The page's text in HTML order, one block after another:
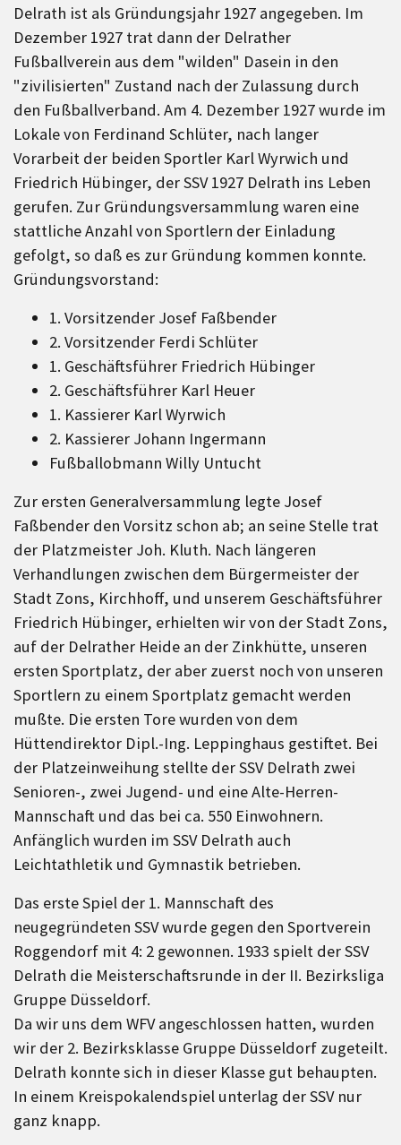
Delrath ist als Gründungsjahr 1927 angegeben. Im
Dezember 1927 trat dann der Delrather
Fußballverein aus dem "wilden" Dasein in den
"zivilisierten" Zustand nach der Zulassung durch
den Fußballverband. Am 4. Dezember 1927 wurde im
Lokale von Ferdinand Schlüter, nach langer
Vorarbeit der beiden Sportler Karl Wyrwich und
Friedrich Hübinger, der SSV 1927 Delrath ins Leben
gerufen. Zur Gründungsversammlung waren eine
stattliche Anzahl von Sportlern der Einladung
gefolgt, so daß es zur Gründung kommen konnte.
Gründungsvorstand:
1. Vorsitzender Josef Faßbender
2. Vorsitzender Ferdi Schlüter
1. Geschäftsführer Friedrich Hübinger
2. Geschäftsführer Karl Heuer
1. Kassierer Karl Wyrwich
2. Kassierer Johann Ingermann
Fußballobmann Willy Untucht
Zur ersten Generalversammlung legte Josef
Faßbender den Vorsitz schon ab; an seine Stelle trat
der Platzmeister Joh. Kluth. Nach längeren
Verhandlungen zwischen dem Bürgermeister der
Stadt Zons, Kirchhoff, und unserem Geschäftsführer
Friedrich Hübinger, erhielten wir von der Stadt Zons,
auf der Delrather Heide an der Zinkhütte, unseren
ersten Sportplatz, der aber zuerst noch von unseren
Sportlern zu einem Sportplatz gemacht werden
mußte. Die ersten Tore wurden von dem
Hüttendirektor Dipl.-Ing. Leppinghaus gestiftet. Bei
der Platzeinweihung stellte der SSV Delrath zwei
Senioren-, zwei Jugend- und eine Alte-Herren-
Mannschaft und das bei ca. 550 Einwohnern.
Anfänglich wurden im SSV Delrath auch
Leichtathletik und Gymnastik betrieben.
Das erste Spiel der 1. Mannschaft des
neugegründeten SSV wurde gegen den Sportverein
Roggendorf mit 4: 2 gewonnen. 1933 spielt der SSV
Delrath die Meisterschaftsrunde in der II. Bezirksliga
Gruppe Düsseldorf.
Da wir uns dem WFV angeschlossen hatten, wurden
wir der 2. Bezirksklasse Gruppe Düsseldorf zugeteilt.
Delrath konnte sich in dieser Klasse gut behaupten.
In einem Kreispokalendspiel unterlag der SSV nur
ganz knapp.